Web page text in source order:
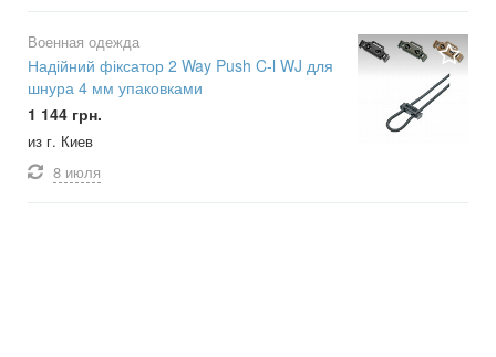
Военная одежда
Надійний фіксатор 2 Way Push C-l WJ для
шнура 4 мм упаковками
1 144 грн.
из г. Киев
8 июля